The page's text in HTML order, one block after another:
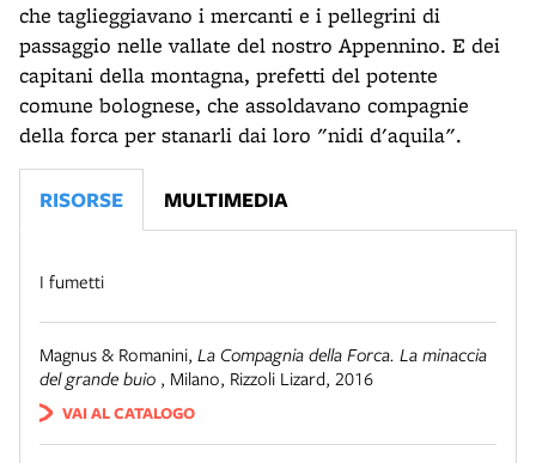
che taglieggiavano i mercanti e i pellegrini di
passaggio nelle vallate del nostro Appennino. E dei
capitani della montagna, prefetti del potente
comune bolognese, che assoldavano compagnie
della forca per stanarli dai loro "nidi d'aquila".
RISORSE MULTIMEDIA
I fumetti
Magnus & Romanini, La Compagnia della Forca. La minaccia
del grande buio , Milano, Rizzoli Lizard, 2016
VAI AL CATALOGO